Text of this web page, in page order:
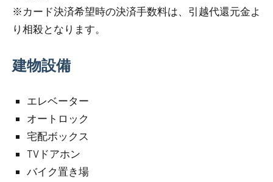
※カード決済希望時の決済手数料は、引越代還元金よ
り相殺となります。
建物設備
エレベーター
オートロック
宅配ボックス
TVドアホン
バイク置き場